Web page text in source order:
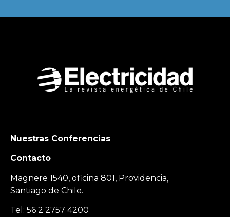
Nuestras Conferencias
Contacto
Magnere 1540, oficina 801, Providencia,
Santiago de Chile.
Tel: 56 2 2757 4200